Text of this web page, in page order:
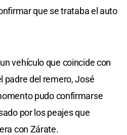
que se trataba el auto
vehículo que coincide con
padre del remero, José
pudo confirmarse
por los peajes que
con Zárate.